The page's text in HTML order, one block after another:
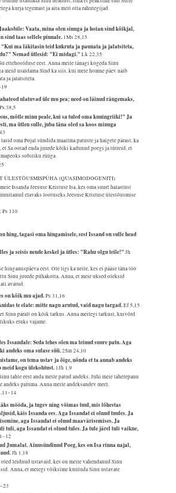
kurja tegemast ja aita meil olla rahutegijad.
Vaata, mina olen sinuga ja hoian sind kõikjal,
sind taas sellele pinnale. 1Ms 28,15
"Kui ma läkitasin teid kukruta ja paunata ja jalatsiteta,
Nemad ütlesid: "Ei midagi."Lk 22,35
ettehoolduse eest. Anna meile tänagi kogeda Sinu
meid usaldama Sind ka siis, kui meie homne päev näib
ja jalatsiteta.
ulatuvad üle mu pea; need on läinud rängemaks,
Ps 38,5
mõtle minu peale, kui sa tuled oma kuningriiki!" Ja
ma ütlen sulle, juba täna oled sa koos minuga
oma Pojal sündida maailma patuste ja haigete pärast, ka
et Sa ootad enda juurde kõiki kadunud poegi ja tütreid, et
sobiliku rüüga.
ÜLESTÕUSMISPÜHA (QUASIMODOGENITI)
Issanda Jeesuse Kristuse Isa, kes oma suurt halastust
elavaks lootuseks Jeesuse Kristuse ülestõusmise
Ps 110
hing, tagasi oma hingamisele, sest Issand on sulle head
ja seisis nende keskel ja ütles: "Rahu olgu teile!"Jh
hingamispäeva eest. Ole ligi ka neile, kes ei pääse täna töö
Sinu juurde pühakotta. Anna, et meie uksed oleksid
avatud.
on kõik mu ajad.Ps 31,16
te elate: mitte nagu arutud, vaid nagu targad.Ef 5,15
et Sinu päralt on kõik tarkus. Anna meilegi tarkust, kuivõrd
eluks vajame.
Issandale: Seda tehes olen ma teinud suure patu. Aga
andeks oma sulase süü.2Sm 24,10
on tema ustav ja õige, nõnda et ta annab andeks
meid kogu ülekohtust. 1Jh 1,9
tahte eest anda meile patud andeks. Juhi meie tähelepanu
andeks paluma. Anna meile andeksandev meel.
mööda, ja tugev ning võimas tuul, mis lõhestas
käis Issanda ees. Aga Issandat ei olnud tuules. Ja
aga Issandat ei olnud maavärisemises. Ja
tuli, aga Issandat ei olnud tules. Ja tule järel tuli vaikne,
Jumalat. Ainusündinud Poeg, kes on Isa rinna najal,
Jh 1,18
oled leidnud ustavaid, kes on meile vahendanud Sinu
Anna, et meiegi võiksime kuuluda Sinu ustavate